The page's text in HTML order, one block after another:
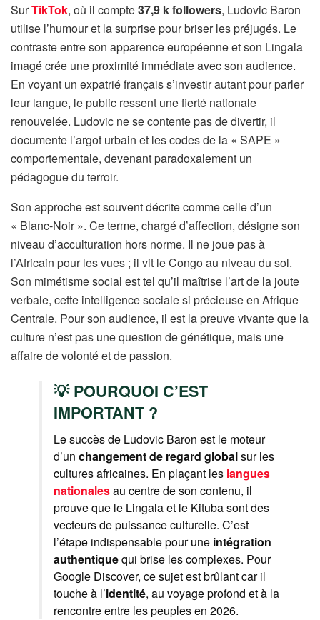
SurTikTok, où il compte37,9 k followers, Ludovic Baron
utilise l’humour et la surprise pour briser les préjugés. Le
contraste entre son apparence européenne et son Lingala
imagé crée une proximité immédiate avec son audience.
En voyant un expatrié français s’investir autant pour parler
leur langue, le public ressent une fierté nationale
renouvelée. Ludovic ne se contente pas de divertir, il
documente l’argot urbain et les codes de la « SAPE »
comportementale, devenant paradoxalement un
pédagogue du terroir.
Son approche est souvent décrite comme celle d’un
« Blanc-Noir ». Ce terme, chargé d’affection, désigne son
niveau d’acculturation hors norme. Il ne joue pas à
l’Africain pour les vues ; il vit le Congo au niveau du sol.
Son mimétisme social est tel qu’il maîtrise l’art de la joute
verbale, cette intelligence sociale si précieuse en Afrique
Centrale. Pour son audience, il est la preuve vivante que la
culture n’est pas une question de génétique, mais une
affaire de volonté et de passion.
💡 POURQUOI C’EST
IMPORTANT ?
Le succès de Ludovic Baron est le moteur
d’un changement de regard globalsur les
cultures africaines. En plaçant les langues
nationalesau centre de son contenu, il
prouve que le Lingala et le Kituba sont des
vecteurs de puissance culturelle. C’est
l’étape indispensable pour une intégration
authentiquequi brise les complexes. Pour
Google Discover, ce sujet est brûlant car il
touche à l’identité, au voyage profond et à la
rencontre entre les peuples en 2026.